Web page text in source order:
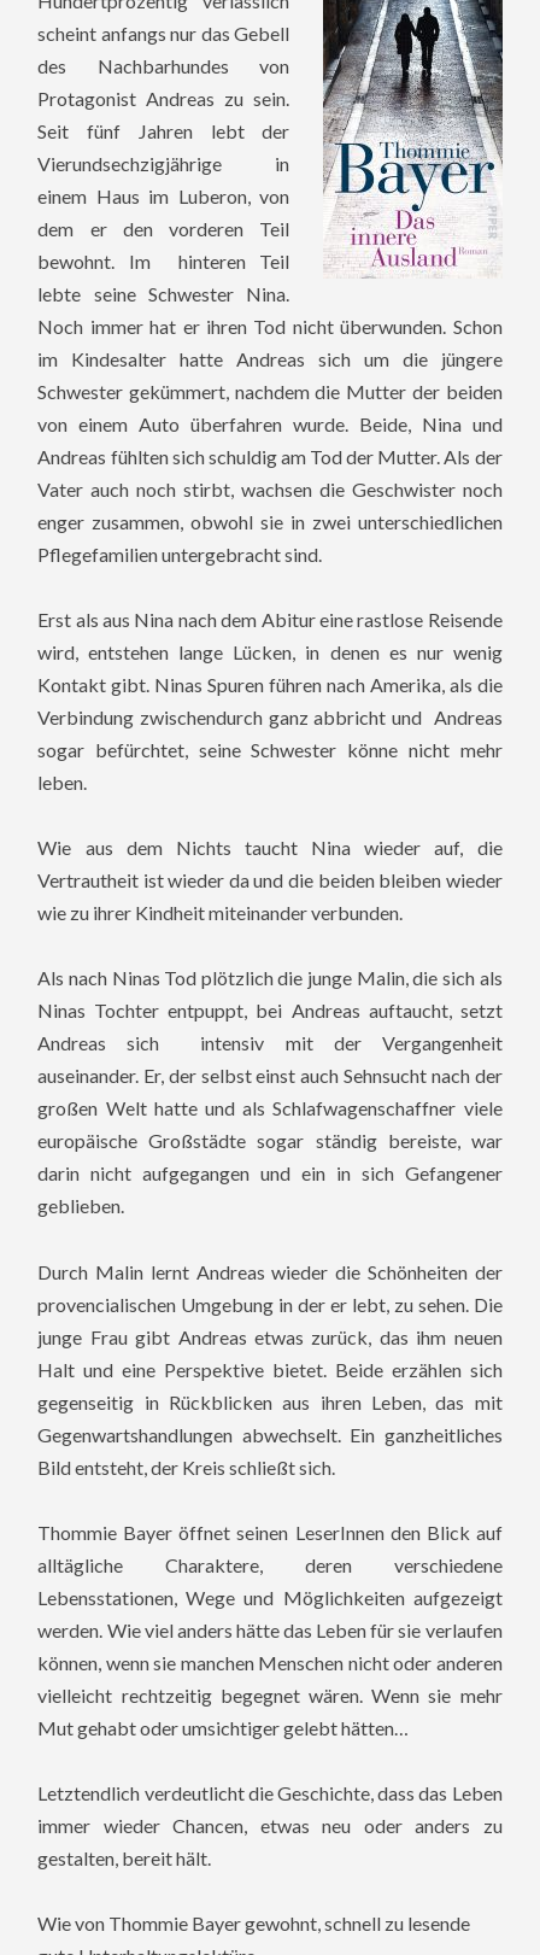
scheint anfangs nur das Gebell
des Nachbarhundes von
Protagonist Andreas zu sein.
Seit fünf Jahren lebt der
Vierundsechzigjährige in
einem Haus im Luberon, von
dem er den vorderen Teil
bewohnt. Im hinteren Teil
lebte seine Schwester Nina.
Noch immer hat er ihren Tod nicht überwunden. Schon
im Kindesalter hatte Andreas sich um die jüngere
Schwester gekümmert, nachdem die Mutter der beiden
von einem Auto überfahren wurde. Beide, Nina und
Andreas fühlten sich schuldig am Tod der Mutter. Als der
Vater auch noch stirbt, wachsen die Geschwister noch
enger zusammen, obwohl sie in zwei unterschiedlichen
Pflegefamilien untergebracht sind.
Erst als aus Nina nach dem Abitur eine rastlose Reisende
wird, entstehen lange Lücken, in denen es nur wenig
Kontakt gibt. Ninas Spuren führen nach Amerika, als die
Verbindung zwischendurch ganz abbricht und Andreas
sogar befürchtet, seine Schwester könne nicht mehr
leben.
Wie aus dem Nichts taucht Nina wieder auf, die
Vertrautheit ist wieder da und die beiden bleiben wieder
wie zu ihrer Kindheit miteinander verbunden.
Als nach Ninas Tod plötzlich die junge Malin, die sich als
Ninas Tochter entpuppt, bei Andreas auftaucht, setzt
Andreas sich intensiv mit der Vergangenheit
auseinander. Er, der selbst einst auch Sehnsucht nach der
großen Welt hatte und als Schlafwagenschaffner viele
europäische Großstädte sogar ständig bereiste, war
darin nicht aufgegangen und ein in sich Gefangener
geblieben.
Durch Malin lernt Andreas wieder die Schönheiten der
provencialischen Umgebung in der er lebt, zu sehen. Die
junge Frau gibt Andreas etwas zurück, das ihm neuen
Halt und eine Perspektive bietet. Beide erzählen sich
gegenseitig in Rückblicken aus ihren Leben, das mit
Gegenwartshandlungen abwechselt. Ein ganzheitliches
Bild entsteht, der Kreis schließt sich.
Thommie Bayer öffnet seinen LeserInnen den Blick auf
alltägliche Charaktere, deren verschiedene
Lebensstationen, Wege und Möglichkeiten aufgezeigt
werden. Wie viel anders hätte das Leben für sie verlaufen
können, wenn sie manchen Menschen nicht oder anderen
vielleicht rechtzeitig begegnet wären. Wenn sie mehr
Mut gehabt oder umsichtiger gelebt hätten…
Letztendlich verdeutlicht die Geschichte, dass das Leben
immer wieder Chancen, etwas neu oder anders zu
gestalten, bereit hält.
Wie von Thommie Bayer gewohnt, schnell zu lesende